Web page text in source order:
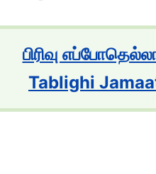
பிரிவு
Tablighi Jamaat